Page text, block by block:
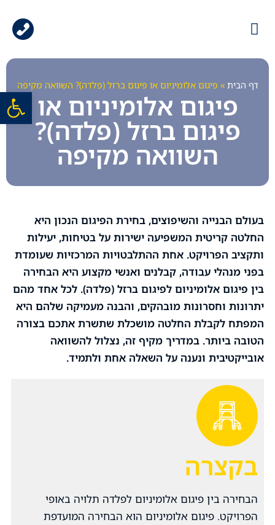
דף הבית » פיגום אלומיניום או פיגום ברזל (פלדה)? השוואה מקיפה
פיגום אלומיניום או
פיגום ברזל (פלדה)?
השוואה מקיפה
בעולם הבנייה והשיפוצים, בחירת הפיגום הנכון היא
החלטה קריטית המשפיעה ישירות על בטיחות, יעילות
ותקציב הפרויקט. אחת ההתלבטויות המרכזיות שעומדת
בפני מנהלי עבודה, קבלנים ואנשי מקצוע היא הבחירה
בין פיגום אלומיניום לפיגום ברזל (פלדה). לכל אחד מהם
יתרונות וחסרונות מובהקים, והבנה מעמיקה שלהם היא
המפתח לקבלת החלטה מושכלת שתשרת אתכם בצורה
הטובה ביותר. במדריך מקיף זה, נצלול להשוואה
אובייקטיבית ונענה על השאלה אחת ולתמיד.
בקצרה
הבחירה בין פיגום אלומיניום לפלדה תלויה באופי
הפרויקט. פיגום אלומיניום הוא הבחירה המועדפת
פתח